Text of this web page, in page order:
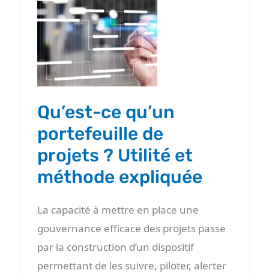
Qu’est-ce qu’un
portefeuille de
projets ? Utilité et
méthode expliquée
La capacité à mettre en place une
gouvernance efficace des projets passe
par la construction d’un dispositif
permettant de les suivre, piloter, alerter
qu’un
portefeuille
de
projets ?
Utilité
et
méthode
expliquée